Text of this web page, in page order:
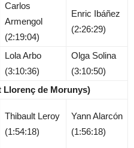
Carlos
Armengol
(2:19:04)
Enric Ibáñez
(2:26:29)
Lola Arbo
(3:10:36)
Olga Solina
(3:10:50)
Llorenç de Morunys)
Thibault Leroy
(1:54:18)
Yann Alarcón
(1:56:18)